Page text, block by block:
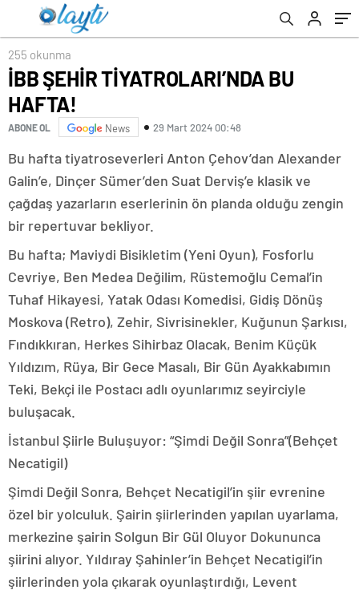
255 okunma
İBB ŞEHİR TİYATROLARI’NDA BU
HAFTA!
ABONE OL News 29 Mart 2024 00:48
Bu hafta tiyatroseverleri Anton Çehov’dan Alexander
Galin’e, Dinçer Sümer’den Suat Derviş’e klasik ve
çağdaş yazarların eserlerinin ön planda olduğu zengin
bir repertuvar bekliyor.
Bu hafta; Maviydi Bisikletim (Yeni Oyun), Fosforlu
Cevriye, Ben Medea Değilim, Rüstemoğlu Cemal’in
Tuhaf Hikayesi, Yatak Odası Komedisi, Gidiş Dönüş
Moskova (Retro), Zehir, Sivrisinekler, Kuğunun Şarkısı,
Fındıkkıran, Herkes Sihirbaz Olacak, Benim Küçük
Yıldızım, Rüya, Bir Gece Masalı, Bir Gün Ayakkabımın
Teki, Bekçi ile Postacı adlı oyunlarımız seyirciyle
buluşacak.
İstanbul Şiirle Buluşuyor: “Şimdi Değil Sonra”(Behçet
Necatigil)
Şimdi Değil Sonra, Behçet Necatigil’in şiir evrenine
özel bir yolculuk. Şairin şiirlerinden yapılan uyarlama,
merkezine şairin Solgun Bir Gül Oluyor Dokununca
şiirini alıyor. Yıldıray Şahinler’in Behçet Necatigil’in
şiirlerinden yola çıkarak oyunlaştırdığı, Levent